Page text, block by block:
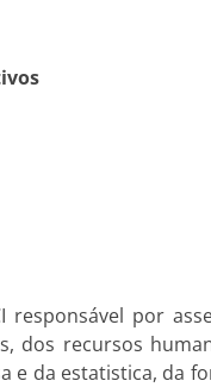
por
dos recursos
e da estatistica, da